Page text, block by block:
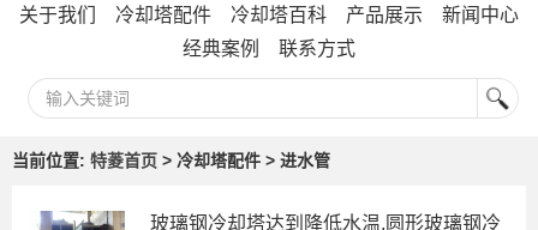
关于我们 冷却塔配件 冷却塔百科 产品展示
新闻中心
经典案例
联系方式
当前位置: 特菱首页 > 冷却塔配件 > 进水管
玻璃钢冷却塔达到降低水温,圆形玻璃钢冷